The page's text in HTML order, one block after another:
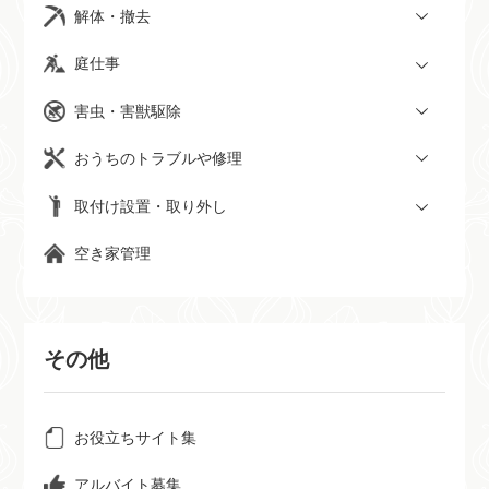
解体・撤去
庭仕事
害虫・害獣駆除
おうちのトラブルや修理
取付け設置・取り外し
空き家管理
その他
お役立ちサイト集
アルバイト募集